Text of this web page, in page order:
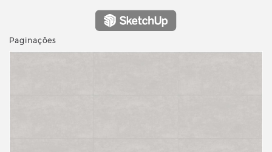
Paginações